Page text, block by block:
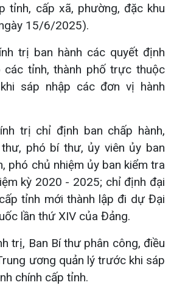
tỉnh, cấp xã, phường, đặc khu
15/6/2025).
trị ban hành các quyết định
các tỉnh, thành phố trực thuộc
sáp nhập các đơn vị hành
trị chỉ định ban chấp hành,
phó bí thư, ủy viên ủy ban
phó chủ nhiệm ủy ban kiểm tra
kỳ 2020 - 2025; chỉ định đại
tỉnh mới thành lập đi dự Đại
lần thứ XIV của Đảng.
trị, Ban Bí thư phân công, điều
ương quản lý trước khi sáp
chính cấp tỉnh.